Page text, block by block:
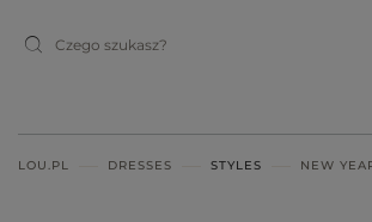
LOU.PL DRESSES STYLES NEW